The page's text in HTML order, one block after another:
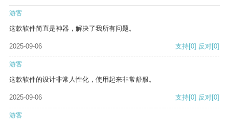
游客
这款软件简直是神器，解决了我所有问题。
2025-09-06 支持[0] 反对[0]
游客
这款软件的设计非常人性化，使用起来非常舒服。
2025-09-06 支持[0] 反对[0]
游客